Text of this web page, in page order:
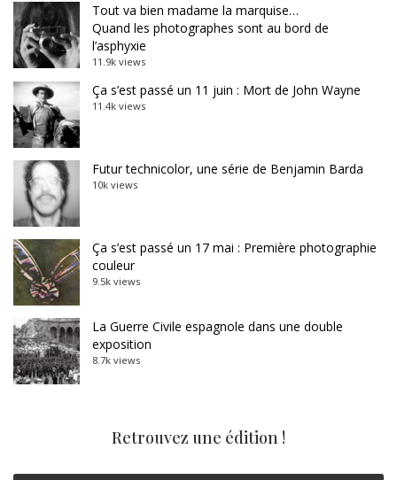
Tout va bien madame la marquise…
Quand les photographes sont au bord de
l’asphyxie
11.9k views
Ça s’est passé un 11 juin : Mort de John Wayne
11.4k views
Futur technicolor, une série de Benjamin Barda
10k views
Ça s’est passé un 17 mai : Première photographie
couleur
9.5k views
La Guerre Civile espagnole dans une double
exposition
8.7k views
Retrouvez une édition !